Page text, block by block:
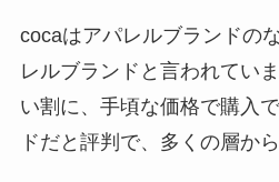
cocaはアパレルブランドの
レルブランドと言われてい
い割に、手頃な価格で購入
ドだと評判で、多くの層か